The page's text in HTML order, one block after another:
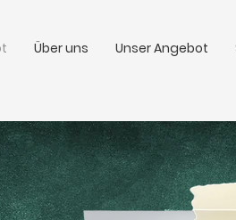
Über uns Unser Angebot